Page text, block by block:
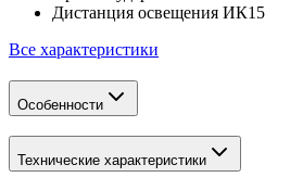
Дистанция освещения ИК15
Все характеристики
Особенности
Технические характеристики